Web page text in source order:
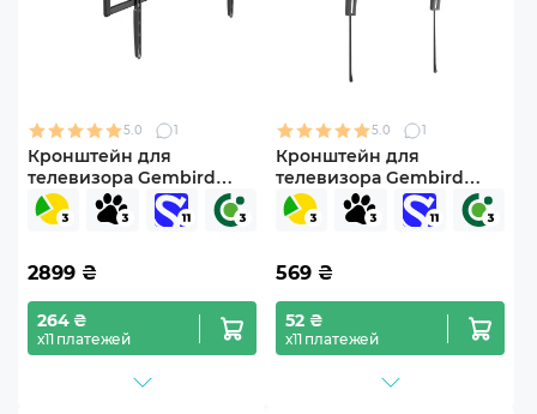
5.0 1
Кронштейн для
телевизора Gembird
WM-105ST-01 60"-105"
наклонно-поворотный
2899 ₴
264 ₴
х11 платежей
5.0 1
Кронштейн для
телевизора Gembird
WM-75T-04 37"-75" с
наклоном
569 ₴
52 ₴
х11 платежей